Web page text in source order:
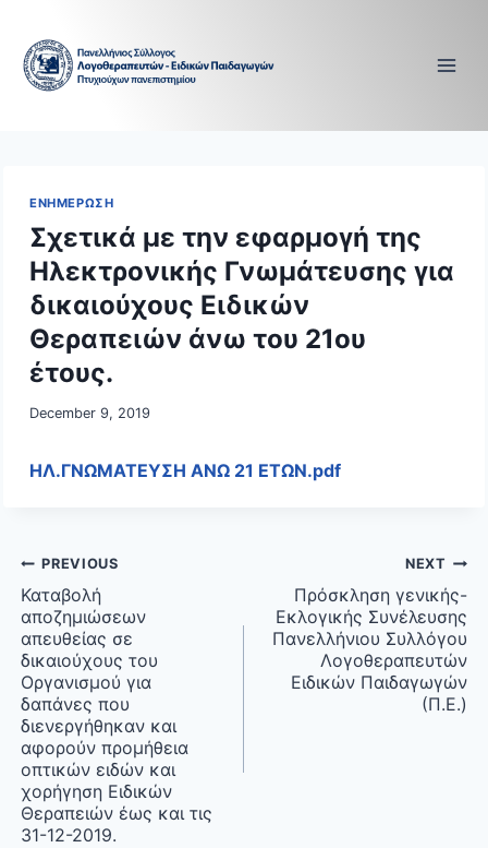
content
ΕΝΗΜΕΡΩΣΗ
Σχετικά με την εφαρμογή της
Ηλεκτρονικής Γνωμάτευσης για
δικαιούχους Ειδικών
Θεραπειών άνω του 21ου
έτους.
December 9, 2019
ΗΛ.ΓΝΩΜΑΤΕΥΣΗ ΑΝΩ 21 ΕΤΩΝ.pdf
Post
navigation
PREVIOUS
Καταβολή
αποζημιώσεων
απευθείας σε
δικαιούχους του
Οργανισμού για
δαπάνες που
διενεργήθηκαν και
αφορούν προμήθεια
οπτικών ειδών και
χορήγηση Ειδικών
Θεραπειών έως και τις
31-12-2019.
NEXT
Πρόσκληση γενικής-
Εκλογικής Συνέλευσης
Πανελλήνιου Συλλόγου
Λογοθεραπευτών
Ειδικών Παιδαγωγών
(Π.Ε.)